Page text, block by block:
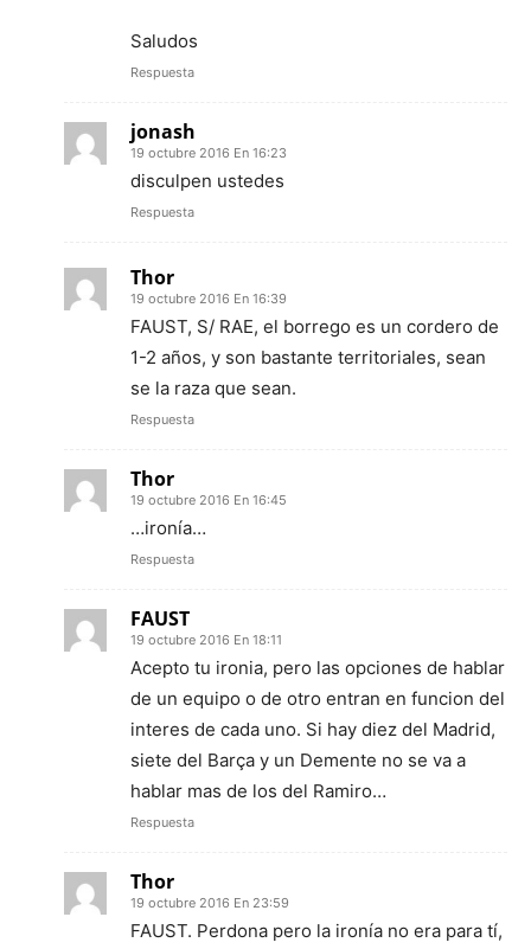
Saludos
Respuesta
jonash
19 octubre 2016 En 16:23
disculpen ustedes
Respuesta
Thor
19 octubre 2016 En 16:39
FAUST, S/ RAE, el borrego es un cordero de
1-2 años, y son bastante territoriales, sean
se la raza que sean.
Respuesta
Thor
19 octubre 2016 En 16:45
…ironía…
Respuesta
FAUST
19 octubre 2016 En 18:11
Acepto tu ironia, pero las opciones de hablar
de un equipo o de otro entran en funcion del
interes de cada uno. Si hay diez del Madrid,
siete del Barça y un Demente no se va a
hablar mas de los del Ramiro…
Respuesta
Thor
19 octubre 2016 En 23:59
FAUST. Perdona pero la ironía no era para tí,